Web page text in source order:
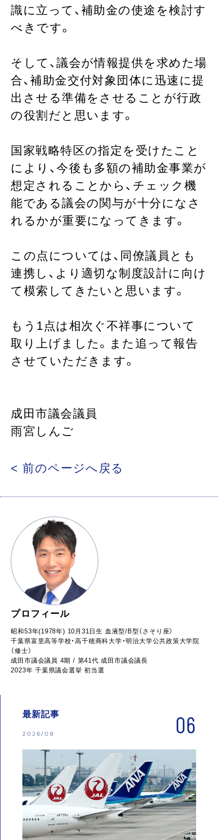
識に立って、補助金の使途を検討す
べきです。
そして、議会が情報提供を求めた場
合、補助金交付対象団体に迅速に提
出させる準備をさせることが行政
の役割だと思います。
国家戦略特区の指定を受けたこと
により、今後も多額の補助金事業が
想定されることから、チェック機
能である議会の関与が十分になさ
れるかが重要になってきます。
この点については、同僚議員とも
連携し、より適切な制度設計に向け
て模索してきたいと思います。
もう1点は相次ぐ不祥事について
取り上げました。また追って報告
させていただきます。
成田市議会議員
雨宮しんご
< 前のページへ戻る
プロフィール
昭和53年(1978年) 10月31日生 血液型/B型（さそり座）
千葉県富里高等学校・高千穂商科大学・明治大学公共政策大学院
（修士）
成田市議会議員 4期 / 第41代 成田市議会議長
2023年 千葉県議会選挙 初当選
最新記事
2026/08 06